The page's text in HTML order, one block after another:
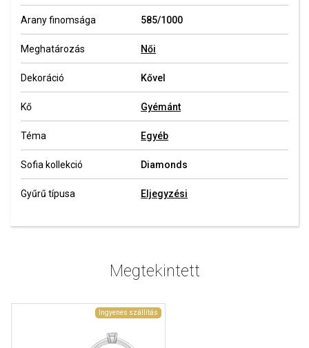
Arany finomsága 585/1000
Meghatározás Női
Dekoráció Kővel
Kő Gyémánt
Téma Egyéb
Sofia kollekció Diamonds
Gyűrű típusa Eljegyzési
Megtekintett
Ingyenes szállítás